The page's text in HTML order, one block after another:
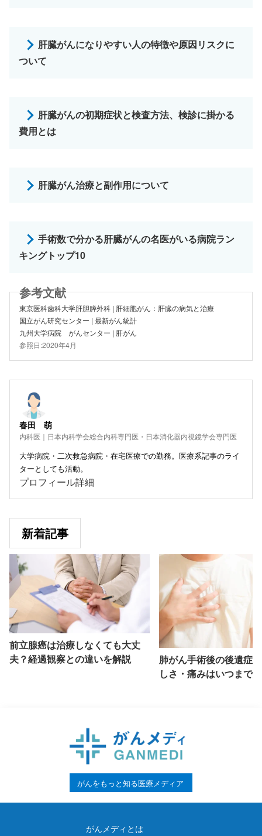
肝臓がんになりやすい人の特徴や原因リスクに
ついて
肝臓がんの初期症状と検査方法、検診に掛かる
費用とは
肝臓がん治療と副作用について
手術数で分かる肝臓がんの名医がいる病院ラン
キングトップ10
東京医科歯科大学肝胆膵外科 | 肝細胞がん：肝臓の病気と治療
国立がん研究センター | 最新がん統計
九州大学病院 がんセンター | 肝がん
参照日:2020年4月
春田 萌
内科医｜日本内科学会総合内科専門医・日本消化器内視鏡学会専門医
大学病院・二次救急病院・在宅医療での勤務。医療系記事のライ
ターとしても活動。
プロフィール詳細
新着記事
前立腺癌は治療しなくても大丈
夫？経過観察との違いを解説
肺がん手術後の後遺症
しさ・痛みはいつまで
がんをもっと知る医療メディア
がんメディとは